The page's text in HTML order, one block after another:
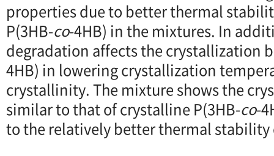
properties due to better thermal
P(3HB-co-4HB) in the mixtures. In
degradation affects the crystallization
4HB) in lowering crystallization
crystallinity. The mixture shows the
similar to that of crystalline P(3HB-co-
to the relatively better thermal stability